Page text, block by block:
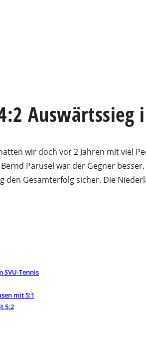
Auswärtssieg
wir doch vor 2 Jahren mit viel
Parusel war der Gegner
Gesamterfolg sicher. Die
SVU-Tennis
mit 5:1
5:2